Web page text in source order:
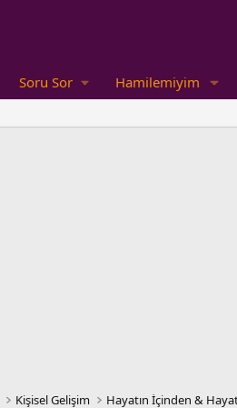
Soru Sor Hamilemiyim
Kişisel Gelişim Hayatın İçinden &